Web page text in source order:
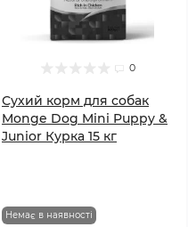
0
Сухий корм для собак
Monge Dog Mini Puppy &
Junior Курка 15 кг
Немає в наявності